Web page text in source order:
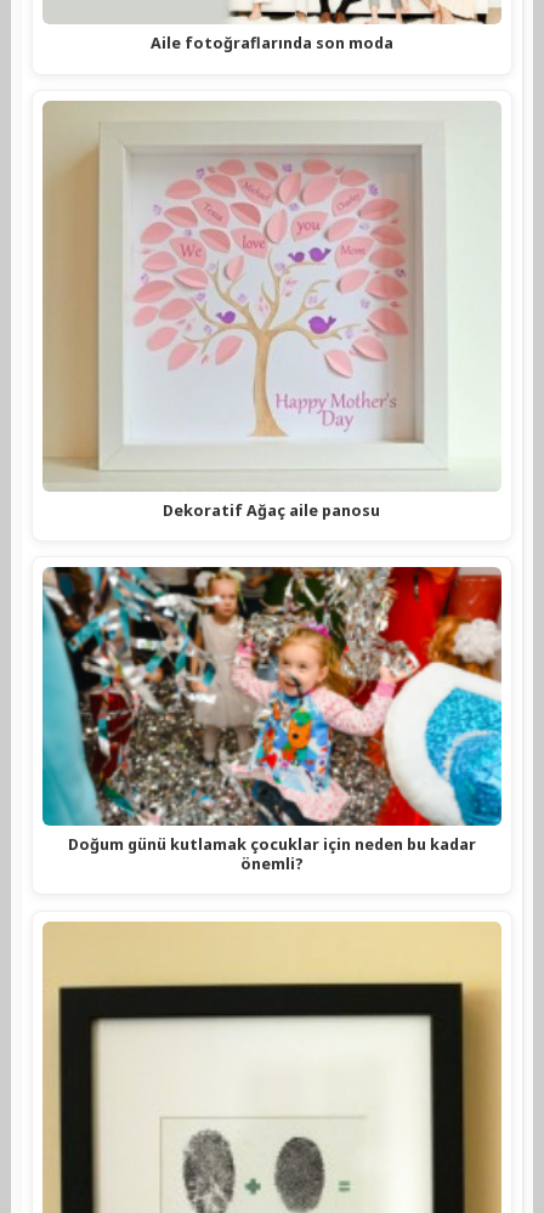
Aile fotoğraflarında son moda
Dekoratif Ağaç aile panosu
Doğum günü kutlamak çocuklar için neden bu kadar
önemli?